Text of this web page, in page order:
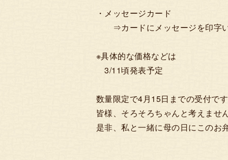
・メッセージカード
⇒カードにメッセージを印字い
※具体的な価格などは
3/11頃発表予定
数量限定で4月15日までの受付で
皆様、そろそろちゃんと考えませ
是非、私と一緒に母の日にこのお